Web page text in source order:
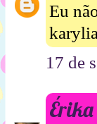
Eu
17 de